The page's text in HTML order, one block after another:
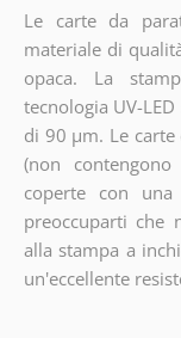
Le carte da
materiale di
opaca. La
tecnologia UV-
di 90 µm. Le carte
(non
coperte con
preoccuparti che
alla stampa a
un'eccellente